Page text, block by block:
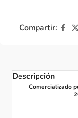
Compartir:
Descripción
Comercializado